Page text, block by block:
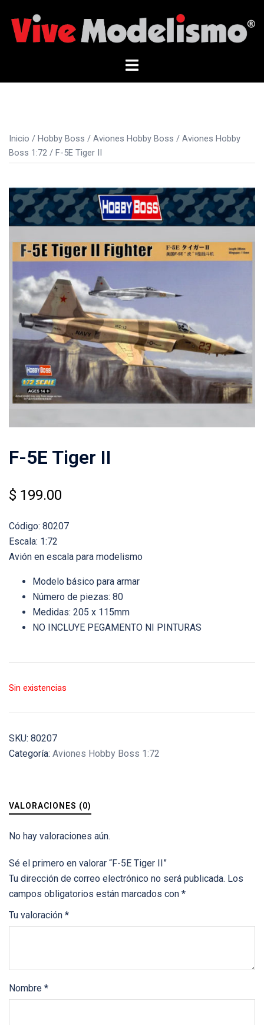
contenido
Alternar
Inicio / Hobby Boss / Aviones Hobby Boss / Aviones Hobby
Boss 1:72 / F-5E Tiger II
F-5E Tiger II
$ 199.00
Código: 80207
Escala: 1:72
Avión en escala para modelismo
Modelo básico para armar
Número de piezas: 80
Medidas: 205 x 115mm
NO INCLUYE PEGAMENTO NI PINTURAS
Sin existencias
SKU: 80207
Categoría: Aviones Hobby Boss 1:72
VALORACIONES (0)
No hay valoraciones aún.
Sé el primero en valorar “F-5E Tiger II”
Tu dirección de correo electrónico no será publicada. Los
campos obligatorios están marcados con *
Tu valoración *
Nombre *